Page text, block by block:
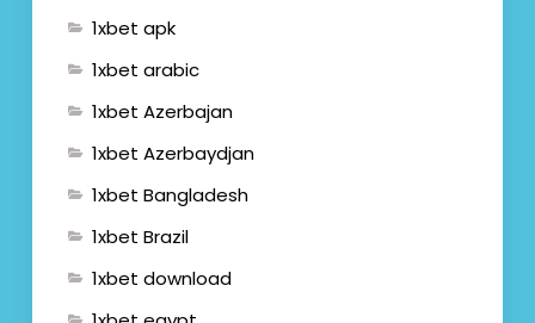
1xbet apk
1xbet arabic
1xbet Azerbajan
1xbet Azerbaydjan
1xbet Bangladesh
1xbet Brazil
1xbet download